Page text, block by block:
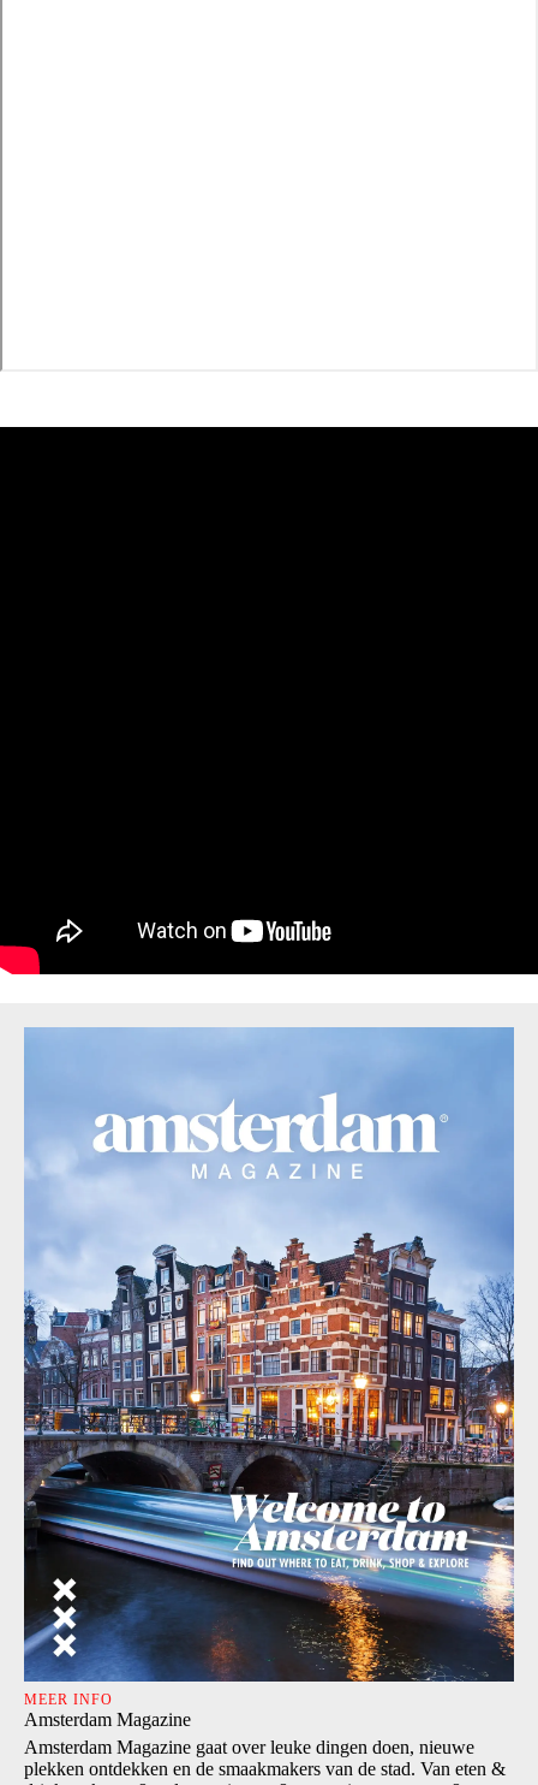
MEER INFO
Amsterdam Magazine
Amsterdam Magazine gaat over leuke dingen doen, nieuwe
plekken ontdekken en de smaakmakers van de stad. Van eten &